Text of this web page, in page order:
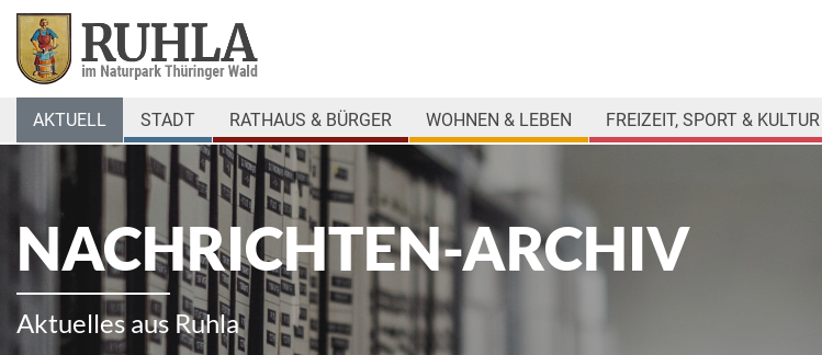
AKTUELL STADT RATHAUS & BÜRGER WOHNEN & LEBEN FREIZEIT, SPORT & KULTUR
NACHRICHTEN-ARCHIV
Aktuelles aus Ruhla